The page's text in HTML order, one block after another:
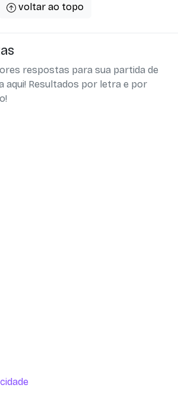
voltar ao topo
respostas para sua partida de
aqui! Resultados por letra e por